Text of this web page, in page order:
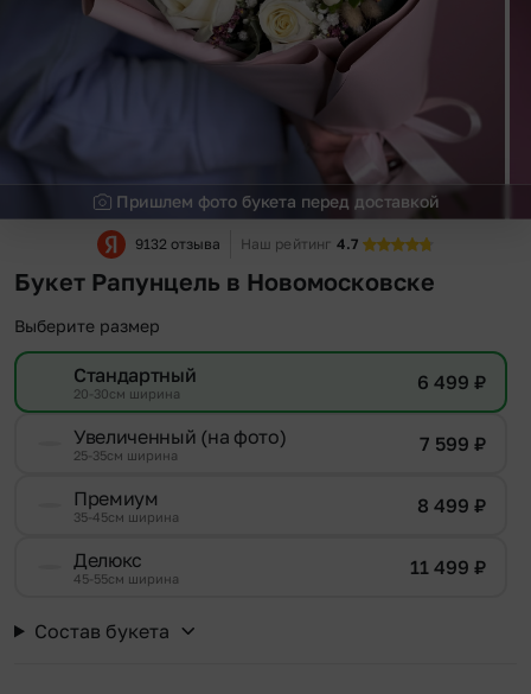
Пришлем фото букета перед доставкой
9132 отзыва Наш рейтинг 4.7
Букет Рапунцель в Новомосковске
Выберите размер
Стандартный
20-30см ширина 6 499 ₽
Увеличенный (на фото)
25-35см ширина 7 599 ₽
Премиум
35-45см ширина 8 499 ₽
Делюкс
45-55см ширина 11 499 ₽
Состав букета